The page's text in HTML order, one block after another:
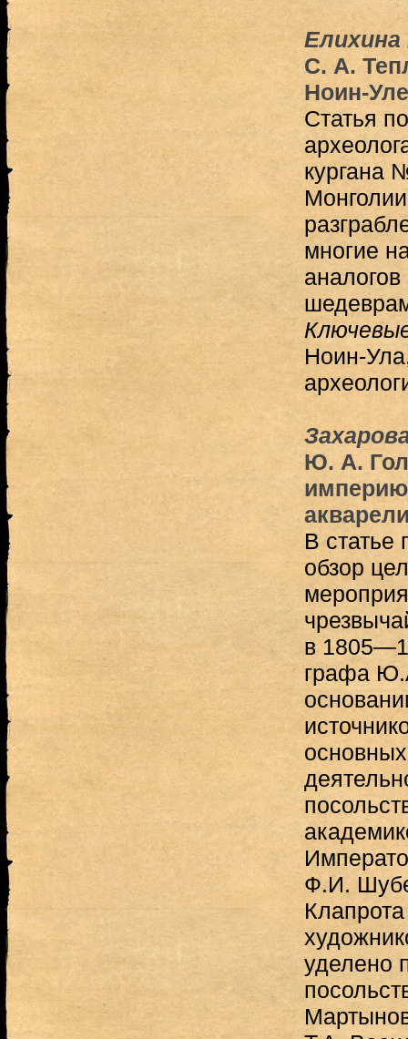
С. А.
Ноин-
Статья
кургана
многие
Ноин-
Ю. А.
империю
В статье
обзор
в
графа
Ф.И.
уделено